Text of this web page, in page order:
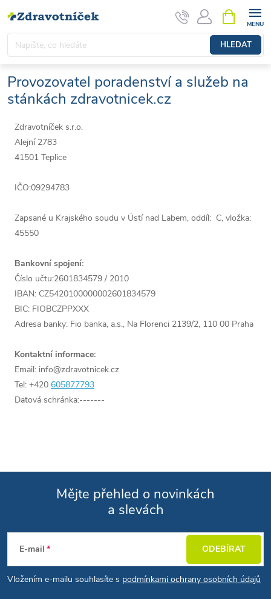
HLEDAT
Provozovatel poradenství a služeb na
stánkách zdravotnicek.cz
Zdravotníček s.r.o.
Alejní 2783
41501 Teplice
IČO:09294783
Zapsané u Krajského soudu v Ústí nad Labem, oddíl: C, vložka:
45550
Bankovní spojení:
Číslo učtu:2601834579 / 2010
IBAN: CZ5420100000002601834579
BIC: FIOBCZPPXXX
Adresa banky: Fio banka, a.s., Na Florenci 2139/2, 110 00 Praha
Kontaktní informace:
Email: info@zdravotnicek.cz
Tel: +420 605877793
Datová schránka:-------
Mějte přehled o novinkách
a slevách
E-mail
Vložením e-mailu souhlasíte s podmínkami ochrany osobních údajů
ODEBÍRAT